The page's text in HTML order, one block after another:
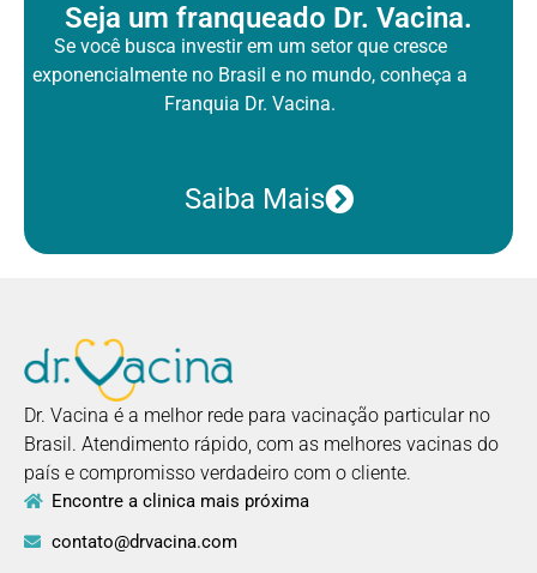
Seja um franqueado Dr. Vacina.
Se você busca investir em um setor que cresce
exponencialmente no Brasile no mundo, conheça a
Franquia Dr. Vacina.
Saiba Mais
Dr. Vacina é a melhor rede para vacinação particular no
Brasil. Atendimento rápido, com as melhores vacinas do
país e compromisso verdadeiro com o cliente.
Encontre a clinica mais próxima
contato@drvacina.com